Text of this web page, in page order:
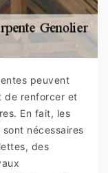
peuvent
de renforcer et
En fait, les
nécessaires
des